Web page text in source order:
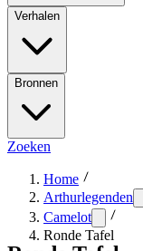
Verhalen
Bronnen
Zoeken
Home
Arthurlegenden
Camelot
Ronde Tafel